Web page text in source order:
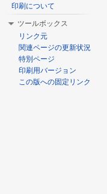
印刷について
ツールボックス
リンク元
関連ページの更新状況
特別ページ
印刷用バージョン
この版への固定リンク